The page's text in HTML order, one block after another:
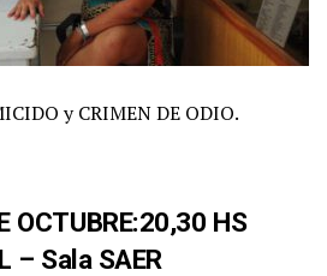
y CRIMEN DE ODIO.
OCTUBRE:20,30 HS
– Sala SAER